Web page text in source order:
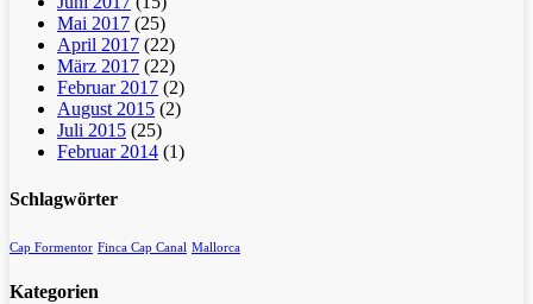
Mai 2017 (25)
April 2017 (22)
März 2017 (22)
Februar 2017 (2)
August 2015 (2)
Juli 2015 (25)
Februar 2014 (1)
Schlagwörter
Cap Formentor Finca Cap Canal Mallorca
Kategorien